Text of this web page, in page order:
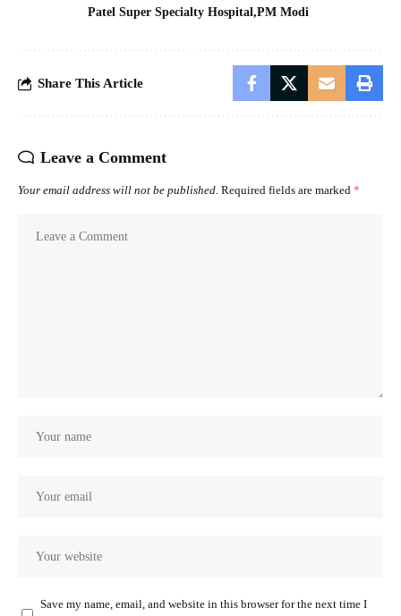
Patel Super Specialty Hospital PM Modi
Share This Article
Leave a Comment
Your email address will not be published. Required fields are marked *
Save my name, email, and website in this browser for the next time I